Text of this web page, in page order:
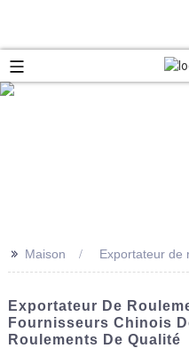
>> Maison Exportateur de
Exportateur De
Fournisseurs Chinois
Roulements De Qualité